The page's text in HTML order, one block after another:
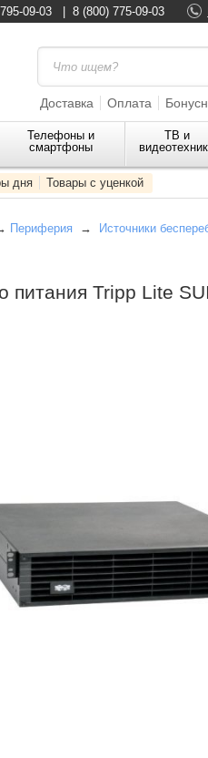
09-03 8 (800) 775-09-03
Доставка Оплата
Телефоны и
смартфоны
ТВ и
дня Товары с уценкой
Периферия → Источники
питания Tripp Lite